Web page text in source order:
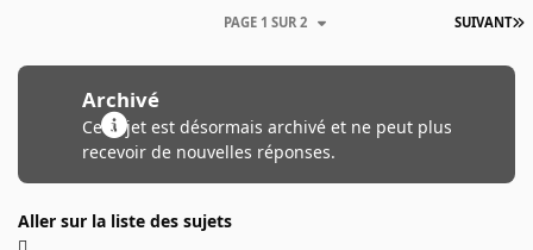
SUIVANT
PAGE 1 SUR 2
Archivé
Ce sujet est désormais archivé et ne peut plus
recevoir de nouvelles réponses.
Aller sur la liste des sujets